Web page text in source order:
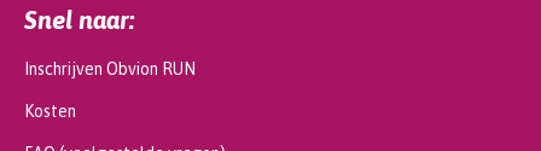
Snel naar:
Inschrijven Obvion RUN
Kosten